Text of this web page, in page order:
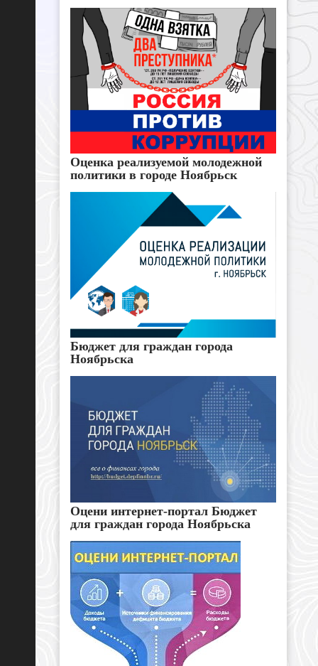
Оценка реализуемой молодежной
политики в городе Ноябрьск
Бюджет для граждан города
Ноябрьска
Оцени интернет-портал Бюджет
для граждан города Ноябрьска